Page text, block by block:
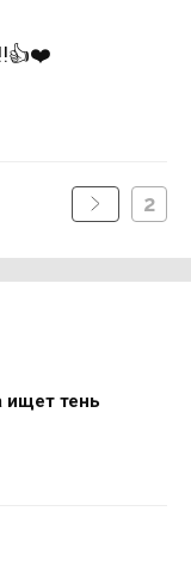
2
ищет тень